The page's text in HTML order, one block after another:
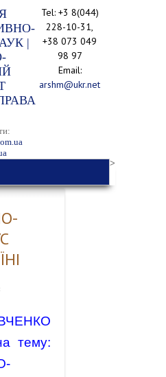
|
Tel: +3 8(044)
228-10-31,
+38 073 049
98 97
Email:
arshm@ukr.net
>
тему: